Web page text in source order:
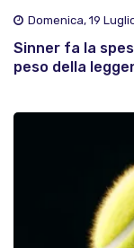
Domenica, 19
Sinner fa la
peso della